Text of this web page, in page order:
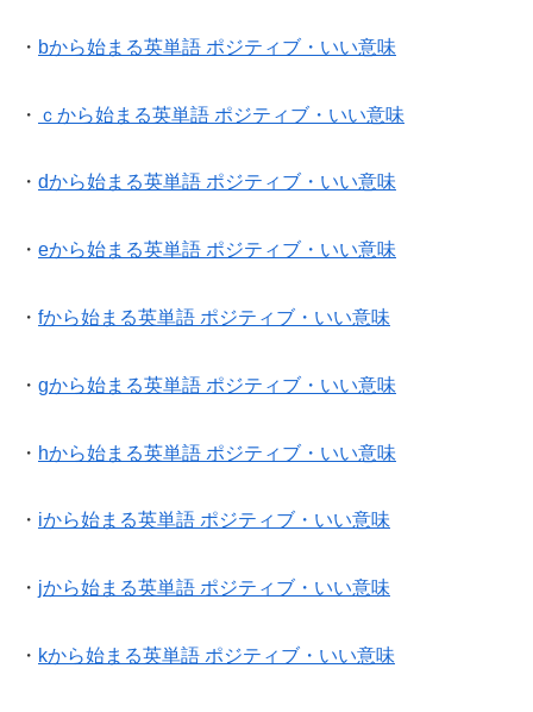
・ bから始まる英単語 ポジティブ・いい意味
・ ｃから始まる英単語 ポジティブ・いい意味
・ dから始まる英単語 ポジティブ・いい意味
・ eから始まる英単語 ポジティブ・いい意味
・ fから始まる英単語 ポジティブ・いい意味
・ gから始まる英単語 ポジティブ・いい意味
・ hから始まる英単語 ポジティブ・いい意味
・ iから始まる英単語 ポジティブ・いい意味
・ jから始まる英単語 ポジティブ・いい意味
・ kから始まる英単語 ポジティブ・いい意味